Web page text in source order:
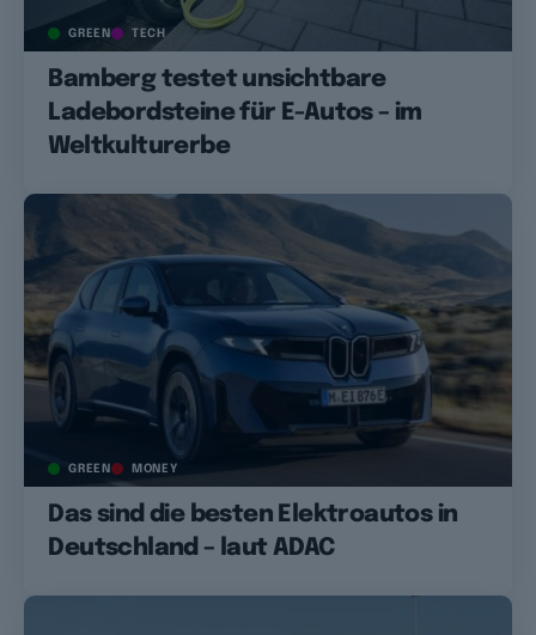
GREEN TECH
Bamberg testet unsichtbare
Ladebordsteine für E-Autos – im
Weltkulturerbe
GREEN MONEY
Das sind die besten Elektroautos in
Deutschland – laut ADAC